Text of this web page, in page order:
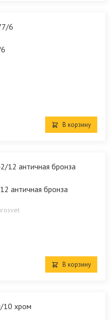
В корзину
античная бронза
В корзину